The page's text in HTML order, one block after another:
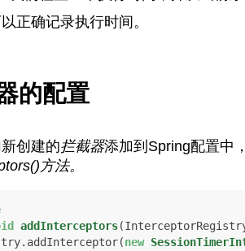
正确记录执行时间。
的配置
创建的拦截器添加到Spring配置中
方法。
addInterceptors
new